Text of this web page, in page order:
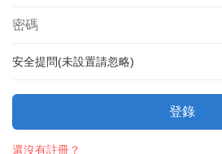
安全提問(未設置請忽略)
登錄
還沒有註冊？